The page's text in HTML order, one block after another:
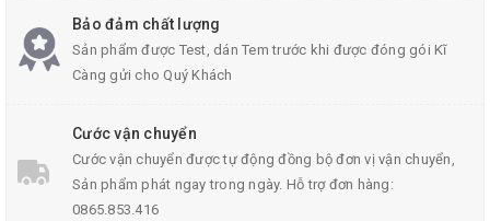
Bảo đảm chất lượng
Sản phẩm được Test, dán Tem trước khi được đóng gói Kĩ
Càng gửi cho Quý Khách
Cước vận chuyển
Cước vận chuyển được tự động đồng bộ đơn vị vận chuyển,
Sản phẩm phát ngay trong ngày. Hỗ trợ đơn hàng:
0865.853.416